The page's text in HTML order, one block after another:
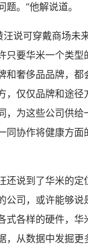
。”他解说道。
说可穿戴商场未
只要华米一个类型
和奢侈品品牌，都
，仅仅品牌和途径
，为这些公司供给
同协作将健康方面
还说到了华米的
公司，或许能够说
式各样的硬件，华
，从数据中发掘更